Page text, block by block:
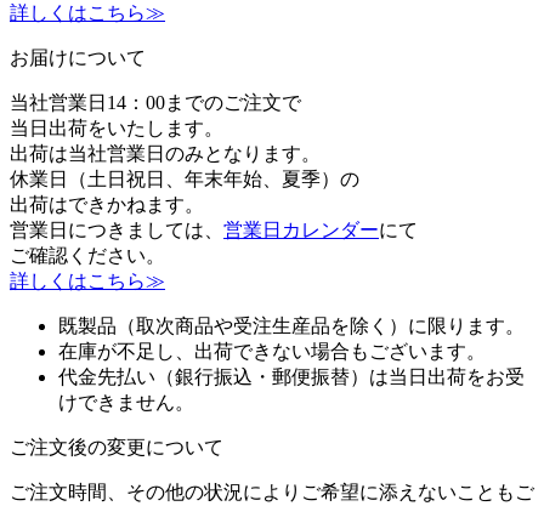
詳しくはこちら≫
お届けについて
当社営業日14：00までのご注文で
当日出荷をいたします。
出荷は当社営業日のみとなります。
休業日（土日祝日、年末年始、夏季）の
出荷はできかねます。
営業日につきましては、 営業日カレンダーにて
ご確認ください。
詳しくはこちら≫
既製品（取次商品や受注生産品を除く）に限ります。
在庫が不足し、出荷できない場合もございます。
代金先払い（銀行振込・郵便振替）は当日出荷をお受
けできません。
ご注文後の変更について
ご注文時間、その他の状況によりご希望に添えないこともご